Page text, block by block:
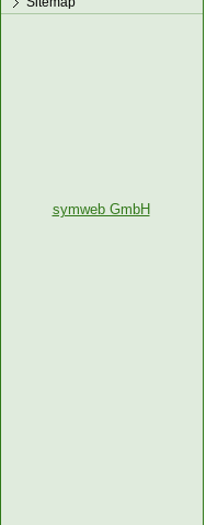
symweb GmbH